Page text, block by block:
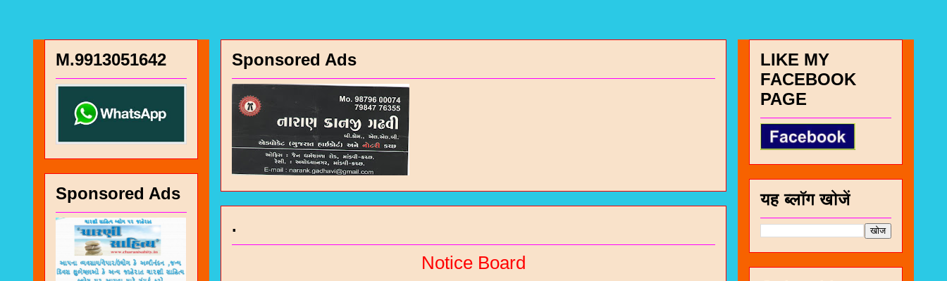
Sponsored Ads
.
Notice Board
M.9913051642
Sponsored Ads
LIKE MY
FACEBOOK
PAGE
यह ब्लॉग खोजें